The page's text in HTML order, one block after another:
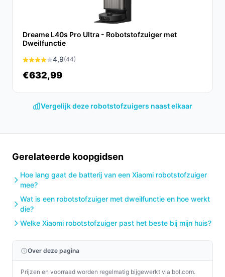
Ontdek alle specificaties en vergelijk prijzen op
besterobotstofzuiger.nl. Kies bewust wat perfect past
Dreame L40s Pro Ultra - Robotstofzuiger met
Dweilfunctie
4,9(44)
€632,99
Vergelijk deze robotstofzuigers naast elkaar
Gerelateerde koopgidsen
Hoe lang gaat de batterij van een Xiaomi robotstofzuiger
mee?
Wat is een robotstofzuiger met dweilfunctie en hoe werkt
die?
Welke Xiaomi robotstofzuiger past het beste bij mijn huis?
Over deze pagina
Prijzen en voorraad worden regelmatig bijgewerkt via bol.com.